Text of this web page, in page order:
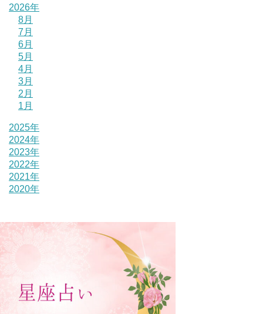
2026年
8月
7月
6月
5月
4月
3月
2月
1月
2025年
2024年
2023年
2022年
2021年
2020年